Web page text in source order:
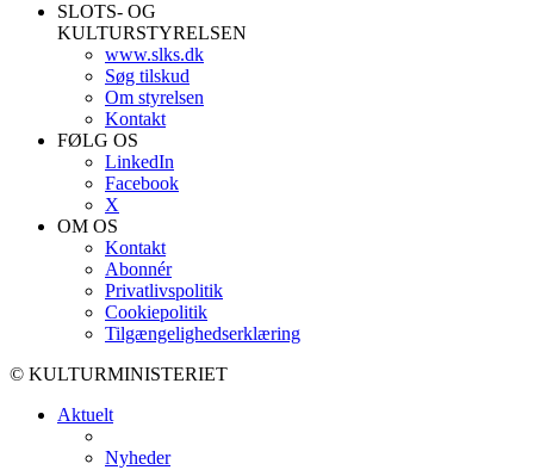
SLOTS- OG
KULTURSTYRELSEN
www.slks.dk
Søg tilskud
Om styrelsen
Kontakt
FØLG OS
LinkedIn
Facebook
X
OM OS
Kontakt
Abonnér
Privatlivspolitik
Cookiepolitik
Tilgængelighedserklæring
© KULTURMINISTERIET
Aktuelt
Nyheder